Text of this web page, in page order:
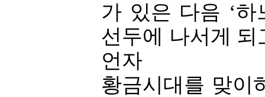
가 있은 다음 ‘하
선두에 나서게
언자
황금시대를 맞이